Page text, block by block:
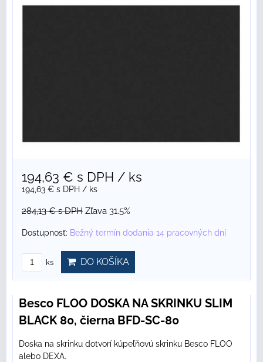
194,63 € s DPH / ks
194,63 € s DPH / ks
284,13 €s DPH Zľava 31.5%
Dostupnosť: Bežný termín dodania 14 pracovných dní
ks DO KOŠÍKA
Besco FLOO DOSKA NA SKRINKU SLIM
BLACK 80, čierna BFD-SC-80
Doska na skrinku dotvorí kúpeľňovú skrinku Besco FLOO
alebo DEXA.